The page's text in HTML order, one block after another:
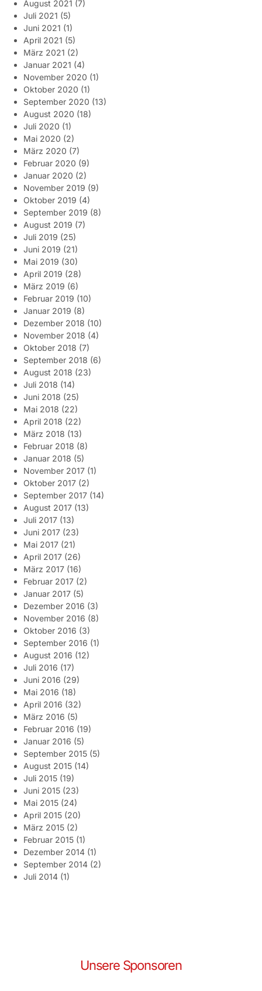
August 2021 (7)
Juli 2021 (5)
Juni 2021 (1)
April 2021 (5)
März 2021 (2)
Januar 2021 (4)
November 2020 (1)
Oktober 2020 (1)
September 2020 (13)
August 2020 (18)
Juli 2020 (1)
Mai 2020 (2)
März 2020 (7)
Februar 2020 (9)
Januar 2020 (2)
November 2019 (9)
Oktober 2019 (4)
September 2019 (8)
August 2019 (7)
Juli 2019 (25)
Juni 2019 (21)
Mai 2019 (30)
April 2019 (28)
März 2019 (6)
Februar 2019 (10)
Januar 2019 (8)
Dezember 2018 (10)
November 2018 (4)
Oktober 2018 (7)
September 2018 (6)
August 2018 (23)
Juli 2018 (14)
Juni 2018 (25)
Mai 2018 (22)
April 2018 (22)
März 2018 (13)
Februar 2018 (8)
Januar 2018 (5)
November 2017 (1)
Oktober 2017 (2)
September 2017 (14)
August 2017 (13)
Juli 2017 (13)
Juni 2017 (23)
Mai 2017 (21)
April 2017 (26)
März 2017 (16)
Februar 2017 (2)
Januar 2017 (5)
Dezember 2016 (3)
November 2016 (8)
Oktober 2016 (3)
September 2016 (1)
August 2016 (12)
Juli 2016 (17)
Juni 2016 (29)
Mai 2016 (18)
April 2016 (32)
März 2016 (5)
Februar 2016 (19)
Januar 2016 (5)
September 2015 (5)
August 2015 (14)
Juli 2015 (19)
Juni 2015 (23)
Mai 2015 (24)
April 2015 (20)
März 2015 (2)
Februar 2015 (1)
Dezember 2014 (1)
September 2014 (2)
Juli 2014 (1)
Unsere Sponsoren